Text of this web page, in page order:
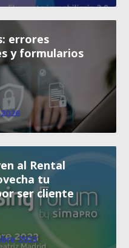
errores
y formularios
al Rental
tu
ser cliente
2023